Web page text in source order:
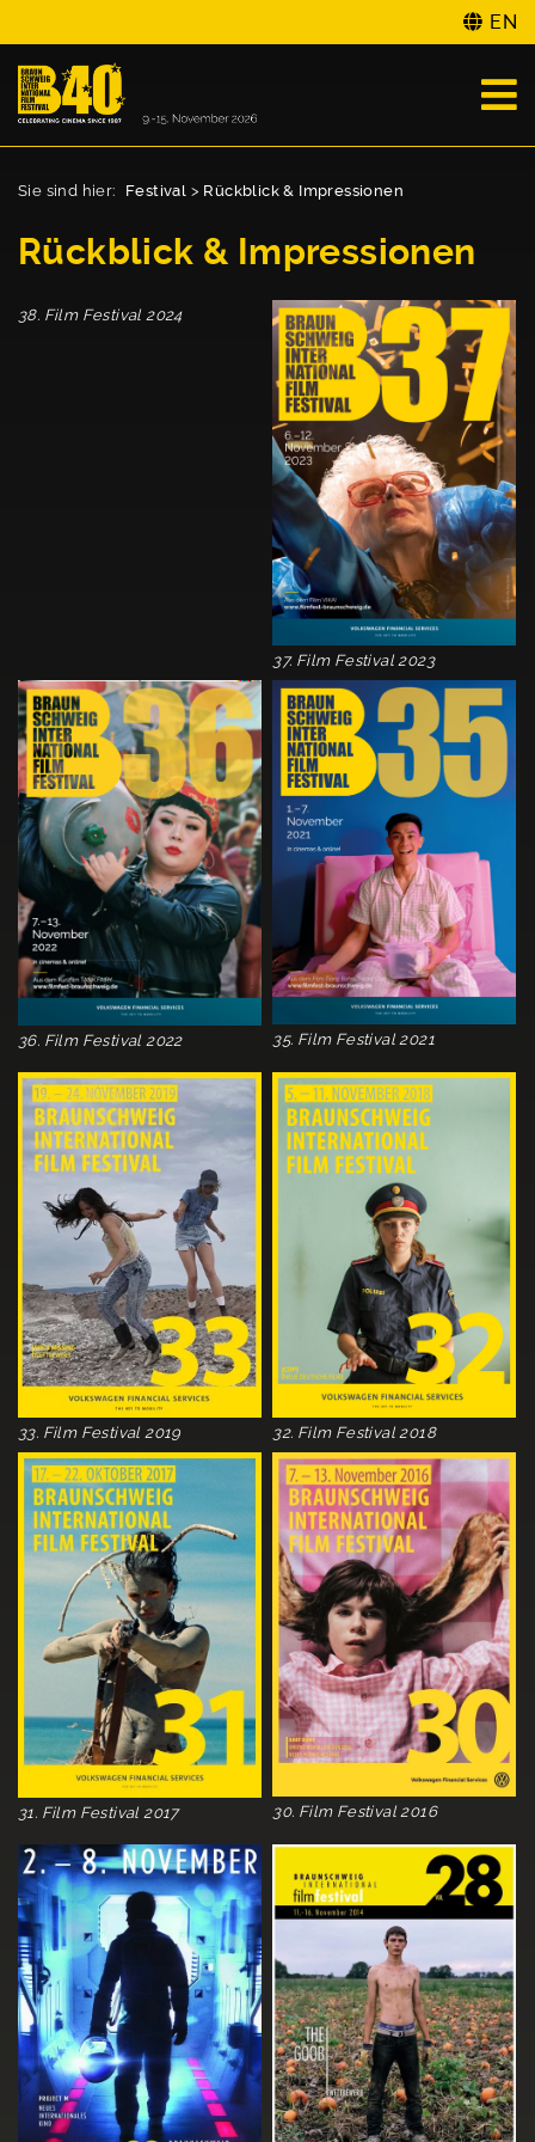
EN
Sie sind hier: Festival > Rückblick & Impressionen
Rückblick & Impressionen
38. Film Festival 2024
37. Film Festival 2023
36. Film Festival 2022 35. Film Festival 2021
33. Film Festival 2019 32. Film Festival 2018
31. Film Festival 2017 30. Film Festival 2016